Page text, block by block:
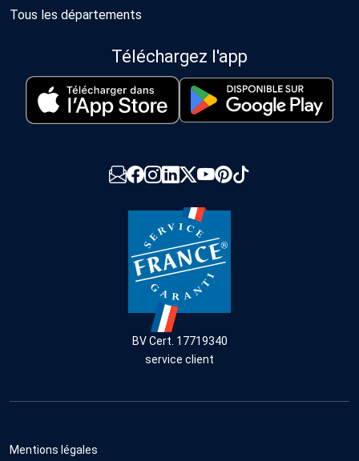
Tous les départements
Téléchargez l'app
BV Cert. 17719340
service client
Mentions légales